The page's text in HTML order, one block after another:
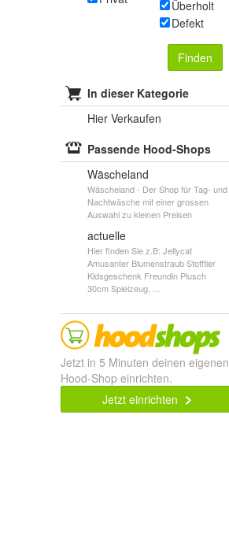
Überholt
Defekt
Finden
In dieser Kategorie
Hier Verkaufen
Passende Hood-Shops
Wäscheland
Wäscheland - Der Shop für Tag- und
Nachtwäsche mit einer grossen
Auswahl zu kleinen Preisen
actuelle
Hier finden Sie z.B: Jellycat
Amusanter Blumenstraub Stofftier
Kidsgeschenk Freundin Plusch
30cm Spielzeug, ...
Jetzt in 5 Minuten deinen eigenen
Hood-Shop einrichten.
Jetzt einrichten